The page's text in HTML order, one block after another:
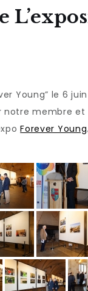
Young” le 6
membre et
Forever Young.